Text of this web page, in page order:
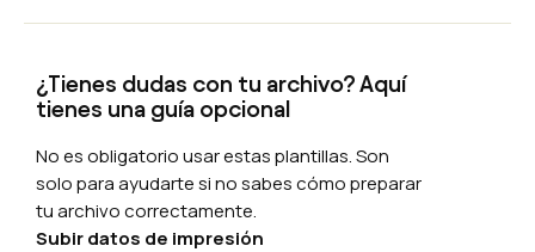
de blanco sectorizado, acabados
exclusivos, trazados de corte
personalizado de productos, etc.
Para Libros, revistas y catálogos,
dada la complejidad del producto,
el servicio Revisión de archivos
consiste en resaltar e indicar
¿Tienes dudas con tu archivo? Aquí
tienes una guía opcional
No es obligatorio usar estas plantillas. Son
solo para ayudarte si no sabes cómo preparar
tu archivo correctamente.
Subir datos de impresión